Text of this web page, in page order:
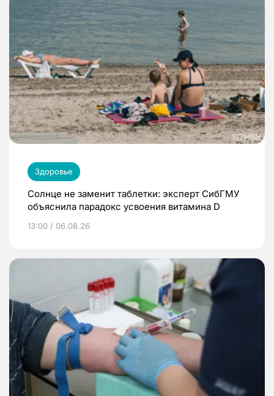
Здоровье
Солнце не заменит таблетки: эксперт СибГМУ
объяснила парадокс усвоения витамина D
13:00 / 06.08.26